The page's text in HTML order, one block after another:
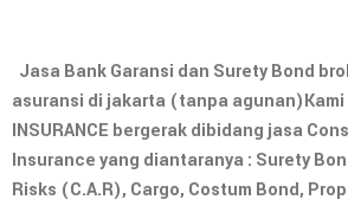
Jasa Bank Garansi dan Surety Bond
asuransi di jakarta (tanpa agunan)Kami
INSURANCE bergerak dibidang jasa
Insurance yang diantaranya : Surety
Risks (C.A.R), Cargo, Costum Bond,